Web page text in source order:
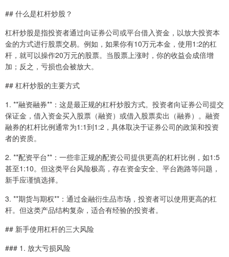
## 什么是杠杆炒股？
杠杆炒股是指投资者通过向证券公司或平台借入资金，以放大投资本
金的方式进行股票交易。例如，如果你有10万元本金，使用1:2的杠
杆，就可以操作20万元的股票。当股票上涨时，你的收益会成倍增
加；反之，亏损也会被放大。
## 杠杆炒股的主要方式
1. **融资融券**：这是最正规的杠杆炒股方式。投资者向证券公司提交
保证金，借入资金买入股票（融资）或借入股票卖出（融券）。融资
融券的杠杆比例通常为1:1到1:2，具体取决于证券公司的政策和投资
者的资质。
2. **配资平台**：一些非正规的配资公司提供更高的杠杆比例，如1:5
甚至1:10。但这类平台风险极高，存在资金安全、平台跑路等问题，
新手应谨慎选择。
3. **期货与期权**：通过金融衍生品市场，投资者可以使用更高的杠
杆。但这类产品结构复杂，适合有经验的投资者。
## 新手使用杠杆的三大风险
### 1. 放大亏损风险